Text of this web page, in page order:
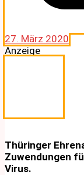
27. März 2020
Anzeige
Thüringer
Zuwendungen
Virus.